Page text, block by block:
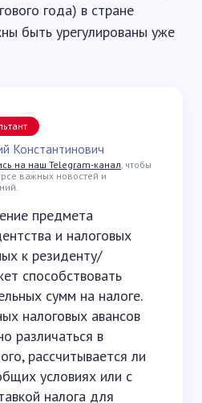
года) в стране
быть урегулированы уже
Константинович
на наш Telegram-канал, чтобы
важных новостей и
предмета
и налоговых
к резиденту/
способствовать
сумм на налоге.
налоговых авансов
различаться в
рассчитывается ли
условиях или с
налога для